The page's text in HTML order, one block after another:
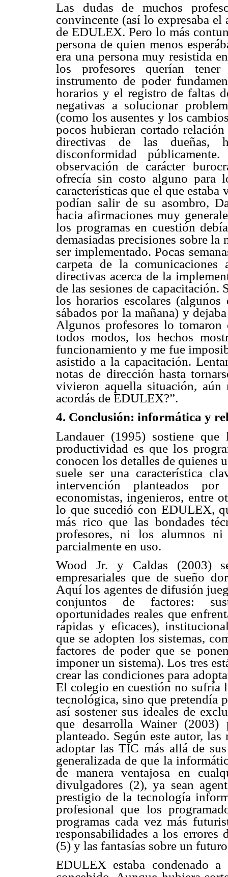
Las dudas de muchos
convincente (así lo expresaba
de EDULEX. Pero lo más
persona de quien menos
era una persona muy resistida
los profesores querían
instrumento de poder
horarios y el registro de faltas
negativas a solucionar
(como los ausentes y los
pocos hubieran cortado
directivas de las dueñas,
disconformidad
observación de carácter
ofrecía sin costo alguno para
características que el que
podían salir de su asombro,
hacia afirmaciones muy
los programas en cuestión
demasiadas precisiones sobre
ser implementado. Pocas
carpeta de la
directivas acerca de la
de las sesiones de
los horarios escolares
sábados por la mañana) y
Algunos profesores lo
todos modos, los hechos
funcionamiento y me fue
asistido a la capacitación.
notas de dirección hasta
vivieron aquella situación, aún
acordás de EDULEX?”.
4. Conclusión: informática y
Landauer (1995) sostiene
productividad es que los
conocen los detalles de quienes
suele ser una característica
intervención planteados por
economistas, ingenieros, entre
lo que sucedió con EDULEX,
más rico que las bondades
profesores, ni los alumnos
parcialmente en uso.
Wood Jr. y Caldas (2003)
empresariales que de sueño
Aquí los agentes de difusión
conjuntos de factores:
oportunidades reales que
rápidas y eficaces),
que se adopten los sistemas,
factores de poder que se
imponer un sistema). Los tres
crear las condiciones para
El colegio en cuestión no sufría
tecnológica, sino que pretendía
así sostener sus ideales de
que desarrolla Wainer (2003)
planteado. Según este autor,
adoptar las TIC más allá de
generalizada de que la
de manera ventajosa en
divulgadores (2), ya sean
prestigio de la tecnología
profesional que los
programas cada vez más
responsabilidades a los errores
(5) y las fantasías sobre un
EDULEX estaba condenado